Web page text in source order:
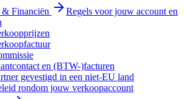
Financiën
Regels voor jouw account en
en (BTW-)facturen
gevestigd in een niet-EU land
rondom jouw verkoopaccount